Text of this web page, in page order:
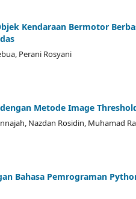
Kendaraan Bermotor
Perani Rosyani
Metode Image
Nazdan Rosidin, Muhamad
Bahasa Pemrograman